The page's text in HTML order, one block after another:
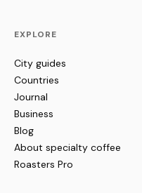
EXPLORE
City guides
Countries
Journal
Business
Blog
About specialty coffee
Roasters Pro